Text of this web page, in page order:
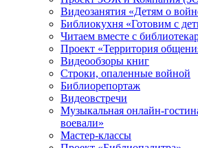
Видеозанятия «Детям о
Библиокухня «Готовим с
Читаем вместе с
Проект «Территория
Видеообзоры книг
Строки, опаленные войной
Библиорепортаж
Видеовстречи
Музыкальная онлайн-
воевали»
Мастер-классы